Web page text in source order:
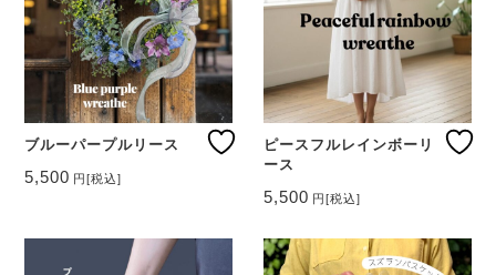
ブルーパープルリース
5,500 円[税込]
ピースフルレインボーリ
ース
5,500 円[税込]